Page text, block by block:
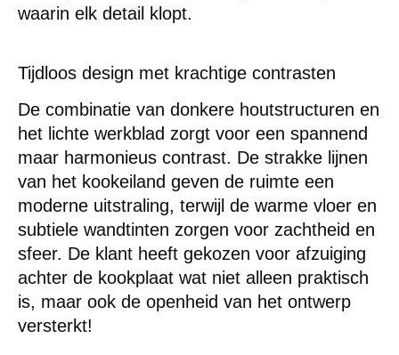
waarin elk detail klopt.
Tijdloos design met krachtige contrasten
De combinatie van donkere houtstructuren en
het lichte werkblad zorgt voor een spannend
maar harmonieus contrast. De strakke lijnen
van het kookeiland geven de ruimte een
moderne uitstraling, terwijl de warme vloer en
subtiele wandtinten zorgen voor zachtheid en
sfeer. De klant heeft gekozen voor afzuiging
achter de kookplaat wat niet alleen praktisch
is, maar ook de openheid van het ontwerp
versterkt!